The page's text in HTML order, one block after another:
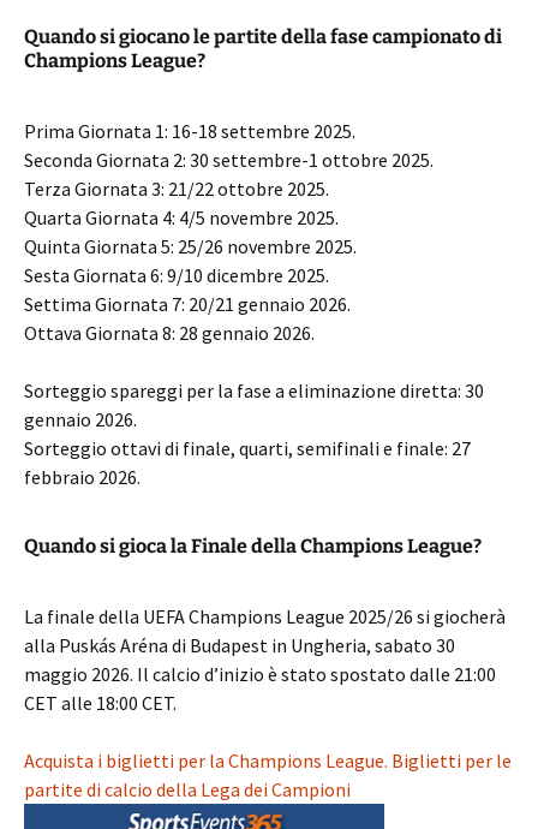
Quando si giocano le partite della fase campionato di
Champions League?
Prima Giornata 1: 16-18 settembre 2025.
Seconda Giornata 2: 30 settembre-1 ottobre 2025.
Terza Giornata 3: 21/22 ottobre 2025.
Quarta Giornata 4: 4/5 novembre 2025.
Quinta Giornata 5: 25/26 novembre 2025.
Sesta Giornata 6: 9/10 dicembre 2025.
Settima Giornata 7: 20/21 gennaio 2026.
Ottava Giornata 8: 28 gennaio 2026.
Sorteggio spareggi per la fase a eliminazione diretta: 30
gennaio 2026.
Sorteggio ottavi di finale, quarti, semifinali e finale: 27
febbraio 2026.
Quando si gioca la Finale della Champions League?
La finale della UEFA Champions League 2025/26 si giocherà
alla Puskás Aréna di Budapest in Ungheria, sabato 30
maggio 2026. Il calcio d’inizio è stato spostato dalle 21:00
CET alle 18:00 CET.
Acquista i biglietti per la Champions League. Biglietti per le
partite di calcio della Lega dei Campioni